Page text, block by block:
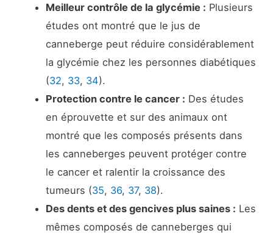
Meilleur contrôle de la glycémie : Plusieurs
études ont montré que le jus de
canneberge peut réduire considérablement
la glycémie chez les personnes diabétiques
(32, 33, 34).
Protection contre le cancer : Des études
en éprouvette et sur des animaux ont
montré que les composés présents dans
les canneberges peuvent protéger contre
le cancer et ralentir la croissance des
tumeurs (35, 36, 37, 38).
Des dents et des gencives plus saines : Les
mêmes composés de canneberges qui